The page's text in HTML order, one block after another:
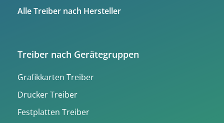
Alle Treiber nach Hersteller
Treiber nach Gerätegruppen
Grafikkarten Treiber
Drucker Treiber
Festplatten Treiber